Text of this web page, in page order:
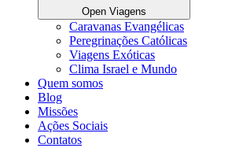
Open Viagens
Caravanas Evangélicas
Peregrinações Católicas
Viagens Exóticas
Clima Israel e Mundo
Quem somos
Blog
Missões
Ações Sociais
Contatos